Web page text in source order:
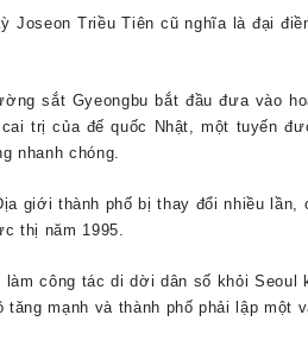
Triều Tiên cũ nghĩa là đại
sắt Gyeongbu bắt đầu đưa vào
trị của đế quốc Nhật, một tuyến
nhanh chóng.
giới thành phố bị thay đổi nhiều
thị năm 1995.
công tác di dời dân số khỏi
mạnh và thành phố phải lập một